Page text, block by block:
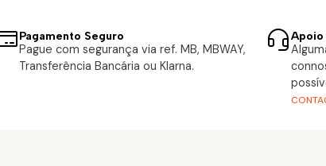
Pagamento Seguro
Pague com segurança via ref. MB, MBWAY,
Transferência Bancária ou Klarna.